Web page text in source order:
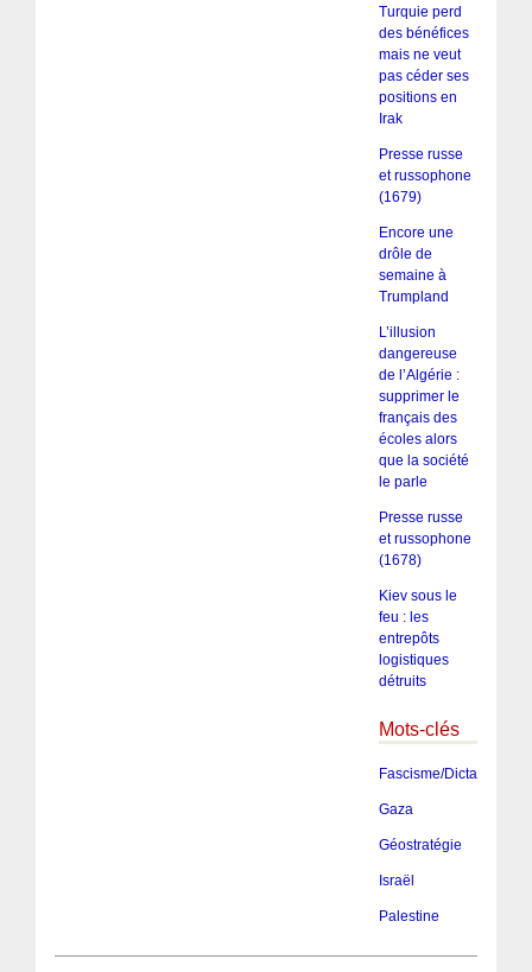
Turquie perd
des bénéfices
mais ne veut
pas céder ses
positions en
Irak
Presse russe
et russophone
(1679)
Encore une
drôle de
semaine à
Trumpland
L’illusion
dangereuse
de l’Algérie :
supprimer le
français des
écoles alors
que la société
le parle
Presse russe
et russophone
(1678)
Kiev sous le
feu : les
entrepôts
logistiques
détruits
Mots-clés
Fascisme/Dictature/
Gaza
Géostratégie
Israël
Palestine